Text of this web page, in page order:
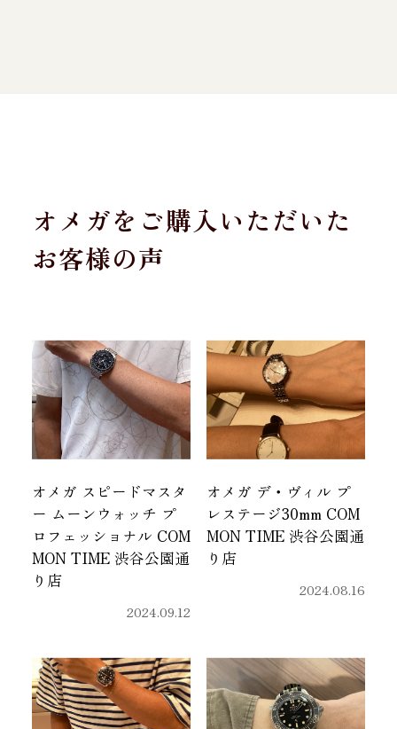
オメガをご購入いただいた
お客様の声
オメガ スピードマスタ
ー ムーンウォッチ プ
ロフェッショナル COM
MON TIME 渋谷公園通
り店
2024.09.12
オメガ デ・ヴィル プ
レステージ30mm COM
MON TIME 渋谷公園通
り店
2024.08.16